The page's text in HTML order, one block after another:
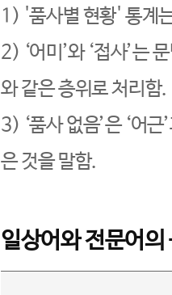
1) '품사별 현황' 통계
2) ‘어미’와 ‘접사’는
와 같은 층위로 처리함.
3) ‘품사 없음’은 ‘어
은 것을 말함.
일상어와 전문어의